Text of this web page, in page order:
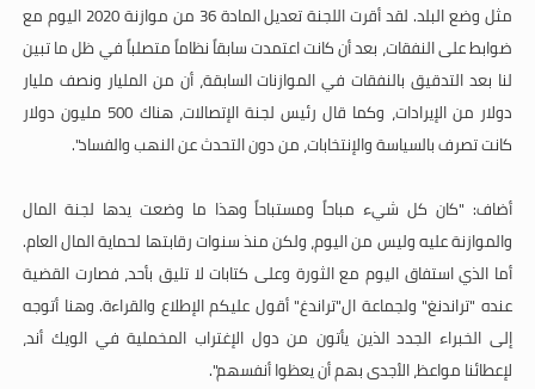
مثل وضع البلد. لقد أقرت اللجنة تعديل المادة 36 من موازنة 2020 اليوم مع
ضوابط على النفقات، بعد أن كانت اعتمدت سابقاً نظاماً متصلباً في ظل ما تبين
لنا بعد التدقيق بالنفقات في الموازنات السابقة، أن من المليار ونصف مليار
دولار من الإيرادات، وكما قال رئيس لجنة الإتصالات، هناك 500 مليون دولار
كانت تصرف بالسياسة والإنتخابات، من دون التحدث عن النهب والفساد".
أضاف: "كان كل شيء مباحاً ومستباحاً وهذا ما وضعت يدها لجنة المال
والموازنة عليه وليس من اليوم، ولكن منذ سنوات رقابتها لحماية المال العام.
أما الذي استفاق اليوم مع الثورة وعلى كتابات لا تليق بأحد، فصارت القضية
عنده "تراندنغ" ولجماعة ال"تراندغ" أقول عليكم الإطلاع والقراءة. وهنا أتوجه
إلى الخبراء الجدد الذين يأتون من دول الإغتراب المخملية في الويك أند،
لإعطائنا مواعظ، الأجدى بهم أن يعظوا أنفسهم".